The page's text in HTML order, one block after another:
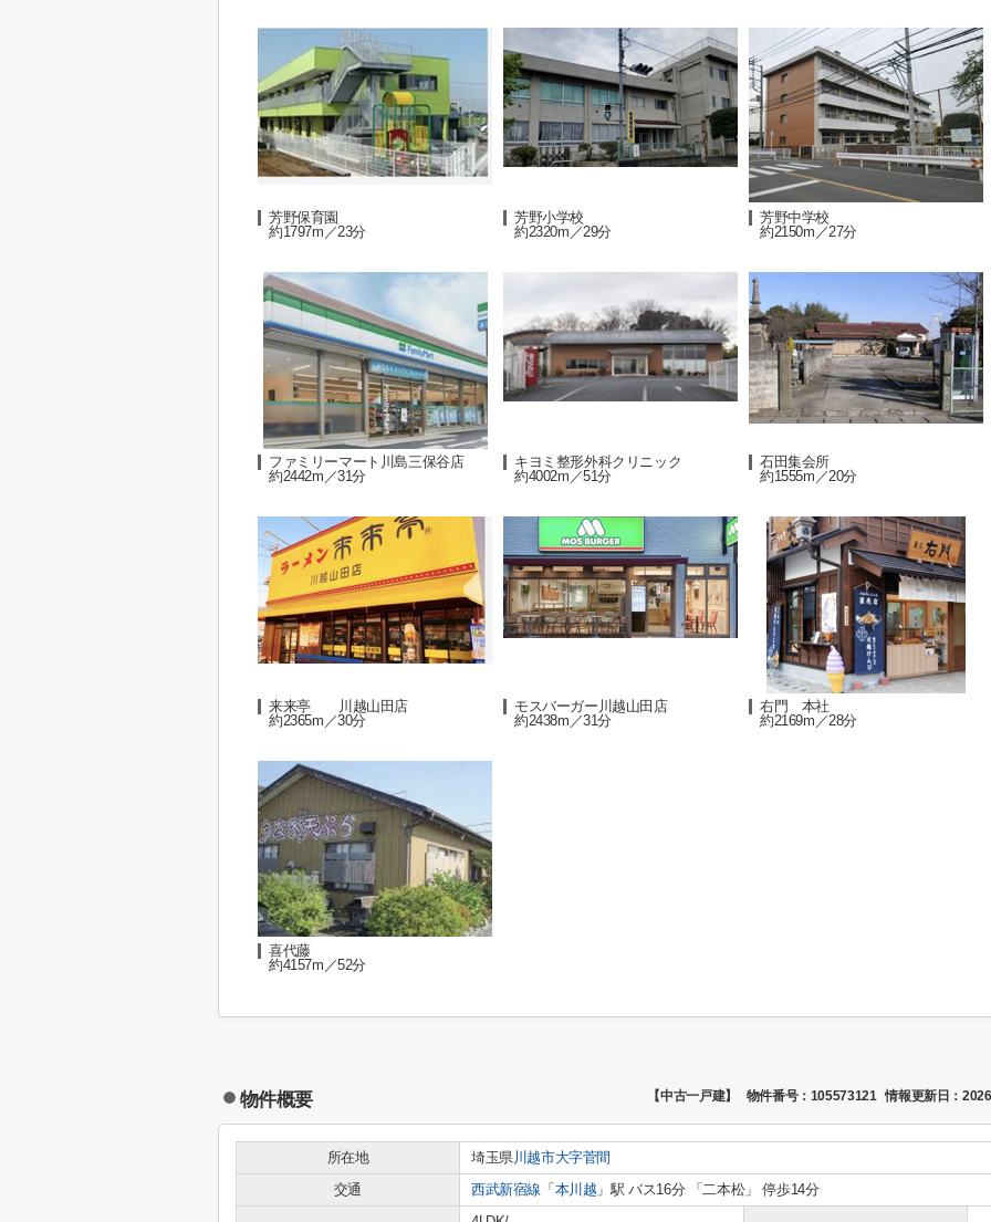
芳野保育園
約1797m／23分
芳野小学校
約2320m／29分
芳野中学校
約2150m／27分
ファミリーマート川島三保谷店
約2442m／31分
キヨミ整形外科クリニック
約4002m／51分
石田集会所
約1555m／20分
来来亭 川越山田店
約2365m／30分
モスバーガー川越山田店
約2438m／31分
右門 本社
約2169m／28分
喜代藤
約4157m／52分
物件概要 【中古一戸建】 物件番号：105573121 情報更新日：
所在地 埼玉県川越市大字菅間
交通
西武新宿線 「 本川越 」駅 バス16分 「二本松」 停歩14分